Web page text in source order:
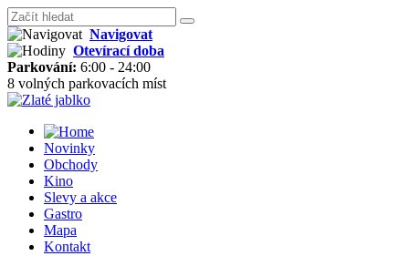
Navigovat
Otevírací doba
Parkování: 6:00 - 24:00
8 volných parkovacích míst
Novinky
Obchody
Kino
Slevy a akce
Gastro
Mapa
Kontakt